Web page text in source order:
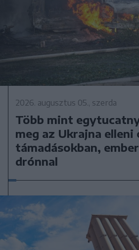
2026. augusztus 05., szerda
Több mint
meg az Ukrajna elleni
támadásokban,
drónnal